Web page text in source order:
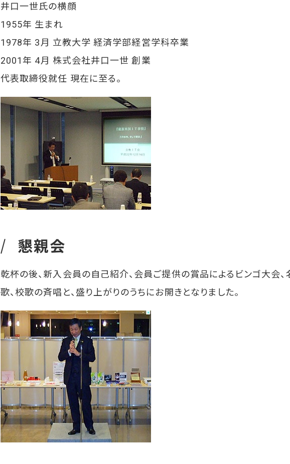
井口一世氏の横顔
1955年 生まれ
1978年 3月 立教大学 経済学部経営学科卒業
2001年 4月 株式会社井口一世 創業
代表取締役就任 現在に至る。
懇親会
乾杯の後、新入会員の自己紹介、会員ご提供の賞品によるビンゴ大会
歌、校歌の斉唱と、盛り上がりのうちにお開きとなりました。